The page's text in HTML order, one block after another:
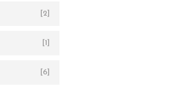
[2]
[1]
[6]